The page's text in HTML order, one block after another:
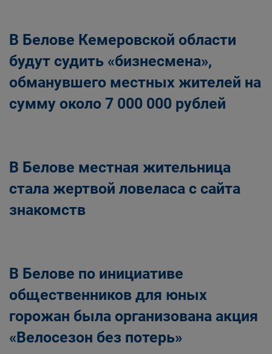
В Белове Кемеровской области
будут судить «бизнесмена»,
обманувшего местных жителей на
сумму около 7 000 000 рублей
В Белове местная жительница
стала жертвой ловеласа с сайта
знакомств
В Белове по инициативе
общественников для юных
горожан была организована акция
«Велосезон без потерь»